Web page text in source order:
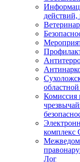
Комиссия
комплекс
Лог